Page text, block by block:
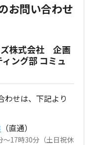
お問い合わせ
ズ株式会社 企画
ング部 コミュ
わせは、下記より
（直通）
～17時30分（土日祝休